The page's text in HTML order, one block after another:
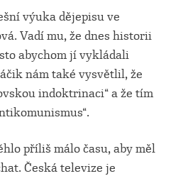
výuka dějepisu ve
Vadí mu, že dnes historii
abychom jí vykládali
nám také vysvětlil, že
indoktrinaci“ a že tím
příliš málo času, aby měl
Česká televize je